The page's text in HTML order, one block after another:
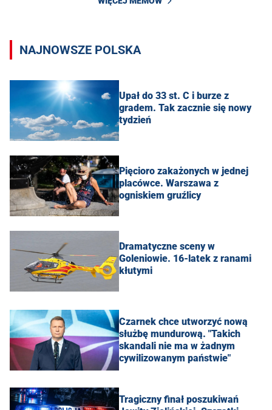
NAJNOWSZE POLSKA
Upał do 33 st. C i burze z
gradem. Tak zacznie się nowy
tydzień
Pięcioro zakażonych w jednej
placówce. Warszawa z
ogniskiem gruźlicy
Dramatyczne sceny w
Goleniowie. 16-latek z ranami
kłutymi
Czarnek chce utworzyć nową
służbę mundurową. "Takich
skandali nie ma w żadnym
cywilizowanym państwie"
Tragiczny finał poszukiwań